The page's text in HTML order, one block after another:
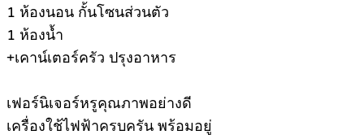
1 ห้องนอน กั้นโซนส่วนตัว
1 ห้องน้ำ
+เคาน์เตอร์ครัว ปรุงอาหาร
เฟอร์นิเจอร์หรูคุณภาพอย่างดี
เครื่องใช้ไฟฟ้าครบครัน พร้อมอยู่